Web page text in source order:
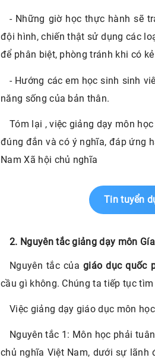
- Những giờ học thực hành sẽ
đội hình, chiến thật sử dụng các
để phân biệt, phòng tránh khi có
- Hướng các em học sinh sinh
năng sống của bản thân.
Tóm lại , việc giảng dạy môn
đúng đắn và có ý nghĩa, đáp ứng
Nam Xã hội chủ nghĩa
Tin tuyển
2. Nguyên tắc giảng dạy môn
Nguyên tắc củagiáo dục quốc
cầu gì không. Chúng ta tiếp tục tìm
Việc giảng dạy giáo dục môn
Nguyên tắc 1: Môn học phải
chủ nghĩa Việt Nam, dưới sự lãnh